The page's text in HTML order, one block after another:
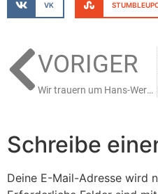
VK
VORIGER
Wir trauern um Hans-Werner Münstermann
Schreibe
Deine E-Mail-Adresse wird